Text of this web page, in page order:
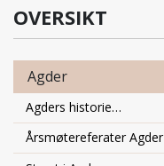
OVERSIKT
Agder
Agders historie…
Årsmøtereferater Agder